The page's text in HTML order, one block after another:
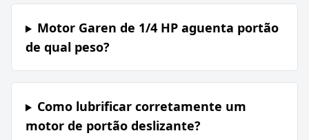
Motor Garen de 1/4 HP aguenta portão
de qual peso?
Como lubrificar corretamente um
motor de portão deslizante?